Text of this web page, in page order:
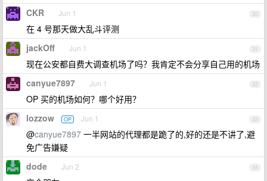
30
CKR Jun 1
在 4 号那天做大乱斗评测
31
jackOff Jun 1
现在公安都自费大调查机场了吗？我肯定不会分享自己用的机场
32
canyue7897 Jun 1
OP 买的机场如何？哪个好用？
33
lozzow OP Jun 1
@canyue7897 一半网站的代理都是跪了的,好的还是不讲了,避
免广告嫌疑
34
dode Jun 2